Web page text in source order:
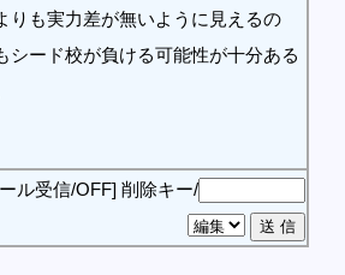
りも実力差が無いように見えるの
シード校が負ける可能性が十分ある
ル受信/OFF] 削除キー/